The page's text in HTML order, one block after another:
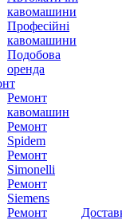
кавомашини
Професійні
кавомашини
Подобова
оренда
Ремонт
кавомашин
Ремонт
Spidem
Ремонт
Simonelli
Ремонт
Siemens
Ремонт